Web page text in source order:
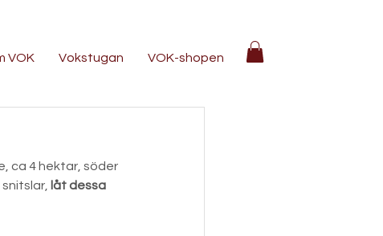
VOK Vokstugan VOK-shopen
ca 4 hektar, söder
låt dessa